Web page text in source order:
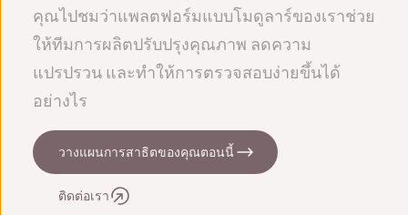
คุณไปชมว่าแพลตฟอร์มแบบโมดูลาร์ของเราช่วย
ให้ทีมการผลิตปรับปรุงคุณภาพ ลดความ
แปรปรวน และทำให้การตรวจสอบง่ายขึ้นได้
อย่างไร
วางแผนการสาธิตของคุณตอนนี้
ติดต่อเรา